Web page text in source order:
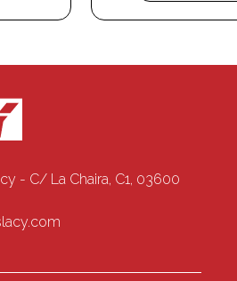
- C/ La Chaira, C1, 03600